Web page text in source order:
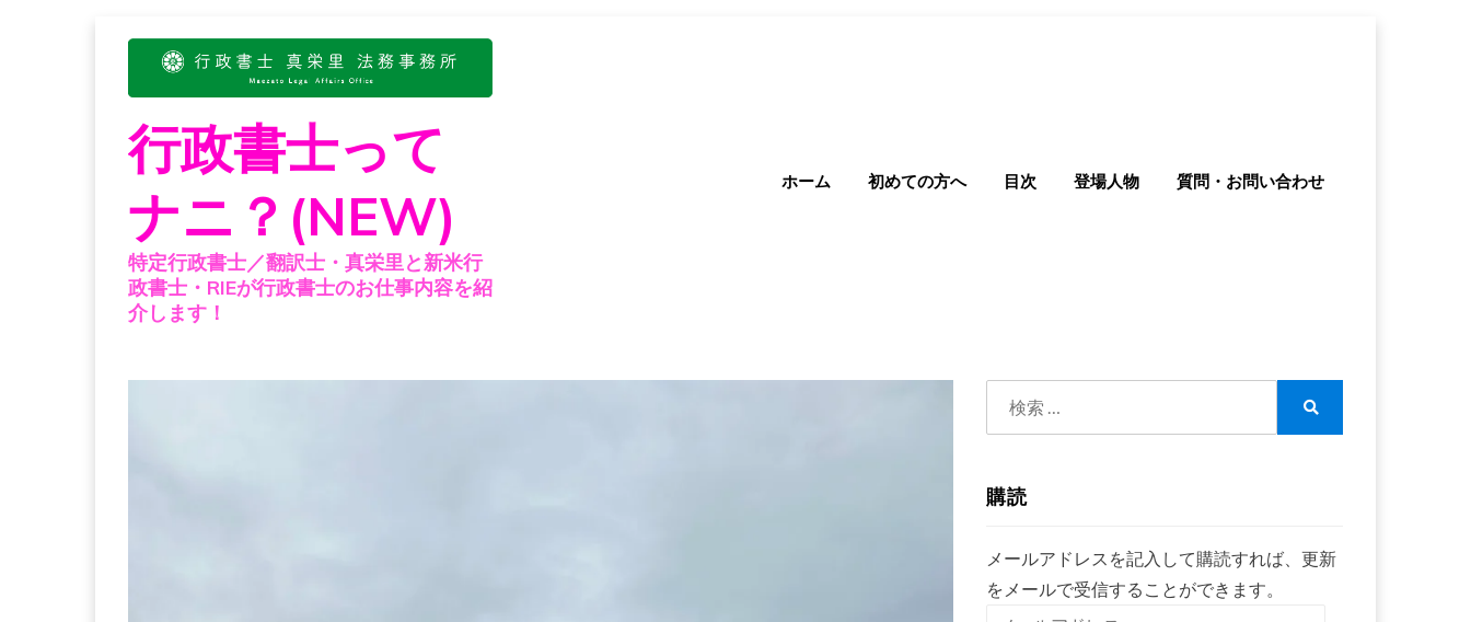
Skip
行政書士って
ナニ？(NEW)
特定行政書士／翻訳士・真栄里と新米行
政書士・RIEが行政書士のお仕事内容を紹
介します！
ホーム 初めての方へ 目次 登場人物 質問・お問い合わせ
購読
メールアドレスを記入して購読すれば、更新
をメールで受信することができます。